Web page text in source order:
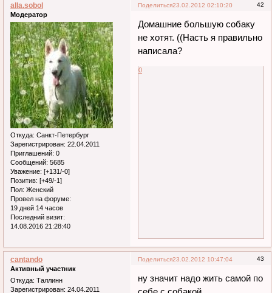
Поделиться 42
23.02.2012 02:10:20
alla.sobol
Модератор
Откуда: Санкт-Петербург
Зарегистрирован: 22.04.2011
Приглашений: 0
Сообщений: 5685
Уважение: [+131/-0]
Позитив: [+49/-1]
Пол: Женский
Провел на форуме:
19 дней 14 часов
Последний визит:
14.08.2016 21:28:40
Домашние большую собаку
не хотят. ((Насть я правильно
написала?
0
Поделиться 43
23.02.2012 10:47:04
cantando
Активный участник
Откуда: Таллинн
Зарегистрирован: 24.04.2011
ну значит надо жить самой по